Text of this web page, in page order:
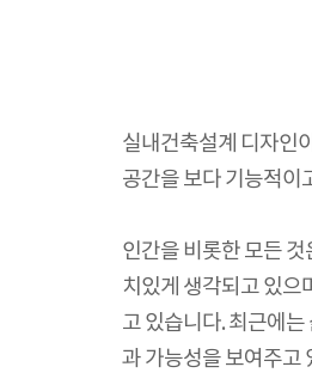
실내건축설계 디자인
공간을 보다 기능적이
인간을 비롯한 모든
치있게 생각되고 있으
고 있습니다. 최근에
과 가능성을 보여주고